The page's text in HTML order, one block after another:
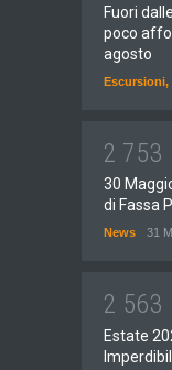
Fuori
poco
agosto
Escursioni,
2 753
30
di Fassa
News 31
2 563
Estate